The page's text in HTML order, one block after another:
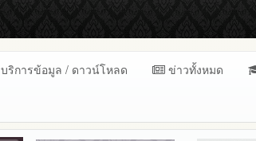
บริการข้อมูล / ดาวน์โหลด ข่าวทั้งหมด